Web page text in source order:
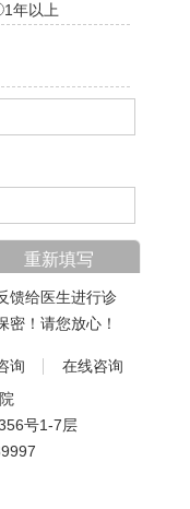
1年以上
馈给医生进行诊
密！请您放心！
询
在线咨询
号1-7层